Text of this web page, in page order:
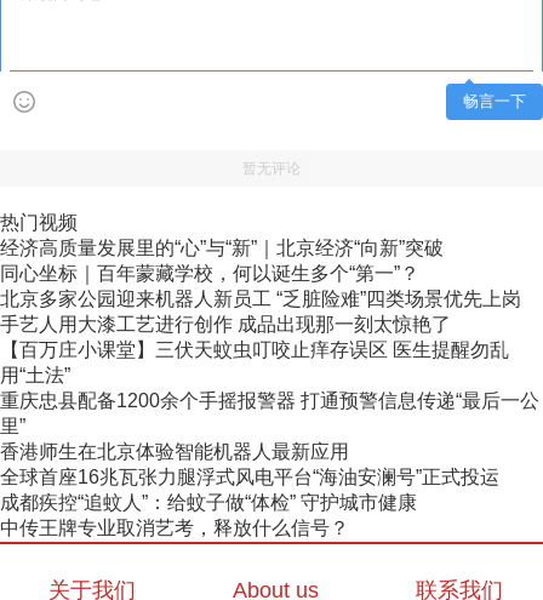
畅言一下
暂无评论
热门视频
经济高质量发展里的“心”与“新”｜北京经济“向新”突破
同心坐标｜百年蒙藏学校，何以诞生多个“第一”？
北京多家公园迎来机器人新员工 “乏脏险难”四类场景优先上岗
手艺人用大漆工艺进行创作 成品出现那一刻太惊艳了
【百万庄小课堂】三伏天蚊虫叮咬止痒存误区 医生提醒勿乱
用“土法”
重庆忠县配备1200余个手摇报警器 打通预警信息传递“最后一公
里”
香港师生在北京体验智能机器人最新应用
全球首座16兆瓦张力腿浮式风电平台“海油安澜号”正式投运
成都疾控“追蚊人”：给蚊子做“体检” 守护城市健康
中传王牌专业取消艺考，释放什么信号？
关于我们 About us 联系我们